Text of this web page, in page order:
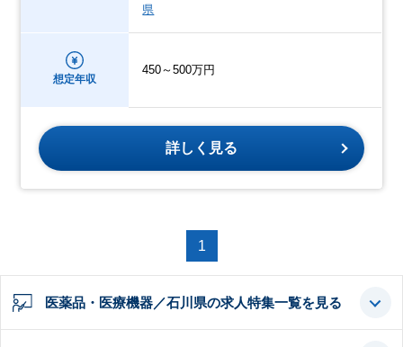
県
想定年収
450～500万円
詳しく見る
1
医薬品・医療機器／石川県の求人特集一覧を見る